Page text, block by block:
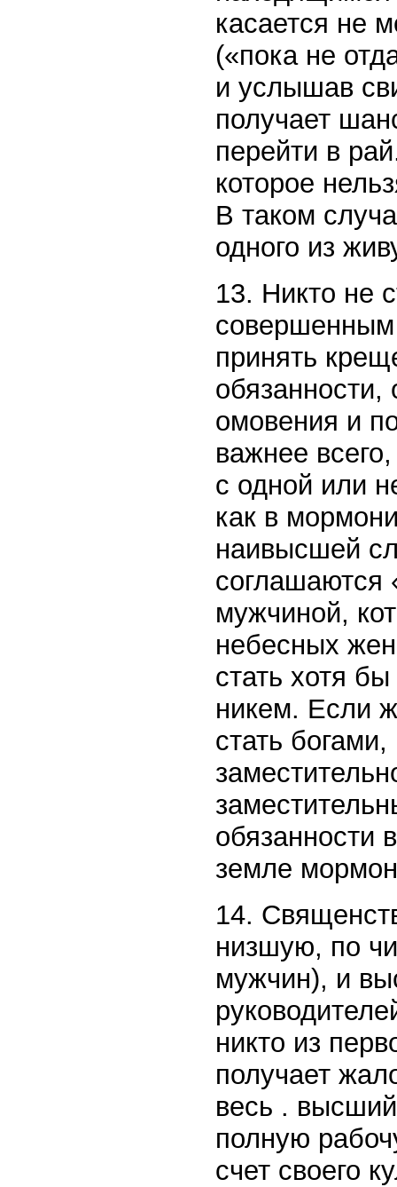
касается не
(«пока не
и услышав
получает
перейти в
которое
В таком
одного из
13. Никто не
принять
омовения и
важнее
с одной или
как в
наивысшей
соглашаются
мужчиной,
небесных
стать хотя
никем. Если
стать
обязанности
земле
14.
низшую, по
мужчин), и
никто из
получает
весь .
полную
счет своего